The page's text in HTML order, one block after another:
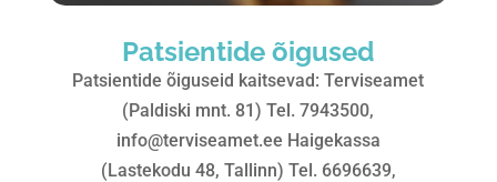
Patsientide õigused
Patsientide õiguseid kaitsevad: Terviseamet
(Paldiski mnt. 81) Tel. 7943500,
info@terviseamet.ee Haigekassa
(Lastekodu 48, Tallinn) Tel. 6696639,